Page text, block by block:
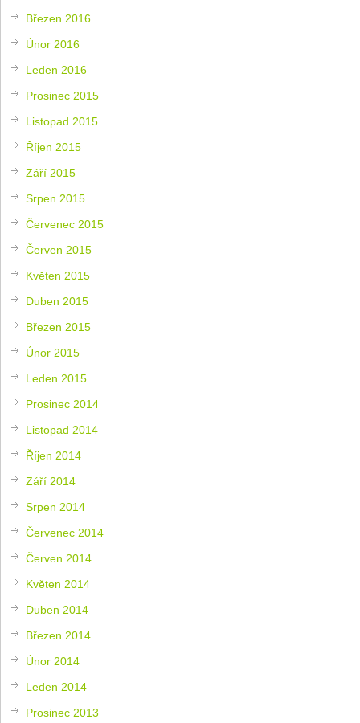
Březen 2016
Únor 2016
Leden 2016
Prosinec 2015
Listopad 2015
Říjen 2015
Září 2015
Srpen 2015
Červenec 2015
Červen 2015
Květen 2015
Duben 2015
Březen 2015
Únor 2015
Leden 2015
Prosinec 2014
Listopad 2014
Říjen 2014
Září 2014
Srpen 2014
Červenec 2014
Červen 2014
Květen 2014
Duben 2014
Březen 2014
Únor 2014
Leden 2014
Prosinec 2013